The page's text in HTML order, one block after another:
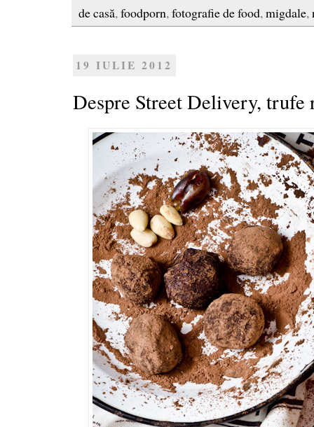
de casă, foodporn, fotografie de food, migdale,
19 IULIE 2012
Despre Street Delivery,